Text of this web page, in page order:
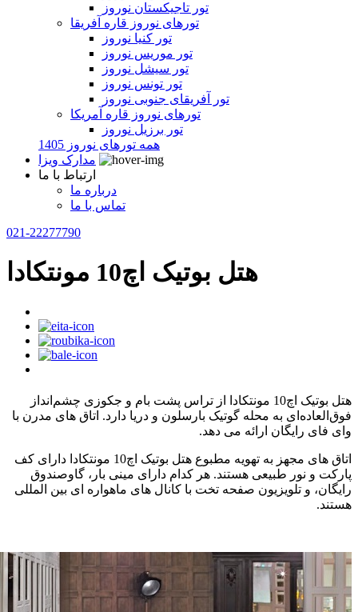
تور تاجیکستان نوروز
تورهای نوروز قاره آفریقا
تور کنیا نوروز
تور موریس نوروز
تور سیشل نوروز
تور تونس نوروز
تور آفریقای جنوبی نوروز
تورهای نوروز قاره آمریکا
تور برزیل نوروز
همه تورهای نوروز 1405
مدارک ویزا
ارتباط با ما
درباره ما
تماس با ما
021-22277790
هتل بوتیک اچ10 مونتکادا
هتل بوتیک اچ10 مونتکادا از تراس پشت بام و جکوزی چشم‌انداز
فوق‌العاده‌ای به محله گوتیک بارسلون و دریا دارد. اتاق های مدرن با
وای فای رایگان ارائه می دهد.
اتاق های مجهز به تهویه مطبوع هتل بوتیک اچ10 مونتکادا دارای کف
پارکت و نور طبیعی هستند. هر کدام دارای مینی بار، گاوصندوق
رایگان، و تلویزیون صفحه تخت با کانال های ماهواره ای بین المللی
هستند.